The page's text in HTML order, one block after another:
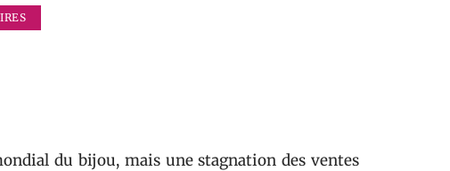
du bijou, mais une stagnation des ventes